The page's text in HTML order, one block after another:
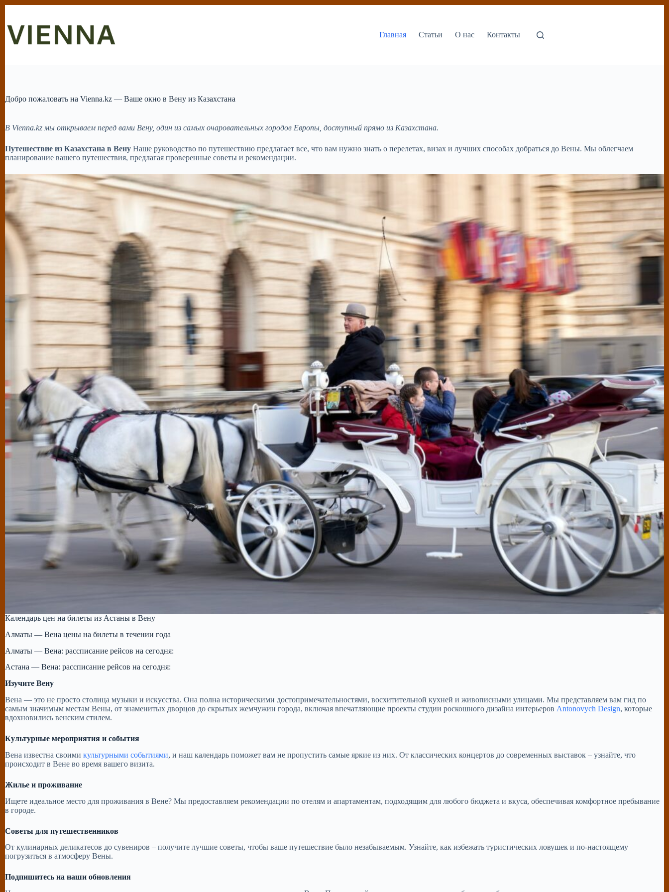
сути
Главная
Статьи О нас Контакты
Добро пожаловать на Vienna.kz — Ваше окно в Вену из Казахстана
В Vienna.kz мы открываем перед вами Вену, один из самых очаровательных городов Европы, доступный прямо из Казахстана.
Путешествие из Казахстана в Вену Наше руководство по путешествию предлагает все, что вам нужно знать о перелетах, визах и лучших способах добраться до Вены. Мы облегчаем
планирование вашего путешествия, предлагая проверенные советы и рекомендации.
Календарь цен на билеты из Астаны в Вену
Алматы — Вена цены на билеты в течении года
Алматы — Вена: рассписание рейсов на сегодня:
Астана — Вена: рассписание рейсов на сегодня:
Изучите Вену
Вена — это не просто столица музыки и искусства. Она полна историческими достопримечательностями, восхитительной кухней и живописными улицами. Мы представляем вам гид по
самым значимым местам Вены, от знаменитых дворцов до скрытых жемчужин города, включая впечатляющие проекты студии роскошного дизайна интерьеров Antonovych Design, которые
вдохновились венским стилем.
Культурные мероприятия и события
Вена известна своими культурными событиями, и наш календарь поможет вам не пропустить самые яркие из них. От классических концертов до современных выставок – узнайте, что
происходит в Вене во время вашего визита.
Жилье и проживание
Ищете идеальное место для проживания в Вене? Мы предоставляем рекомендации по отелям и апартаментам, подходящим для любого бюджета и вкуса, обеспечивая комфортное пребывание
в городе.
Советы для путешественников
От кулинарных деликатесов до сувениров – получите лучшие советы, чтобы ваше путешествие было незабываемым. Узнайте, как избежать туристических ловушек и по-настоящему
погрузиться в атмосферу Вены.
Подпишитесь на наши обновления